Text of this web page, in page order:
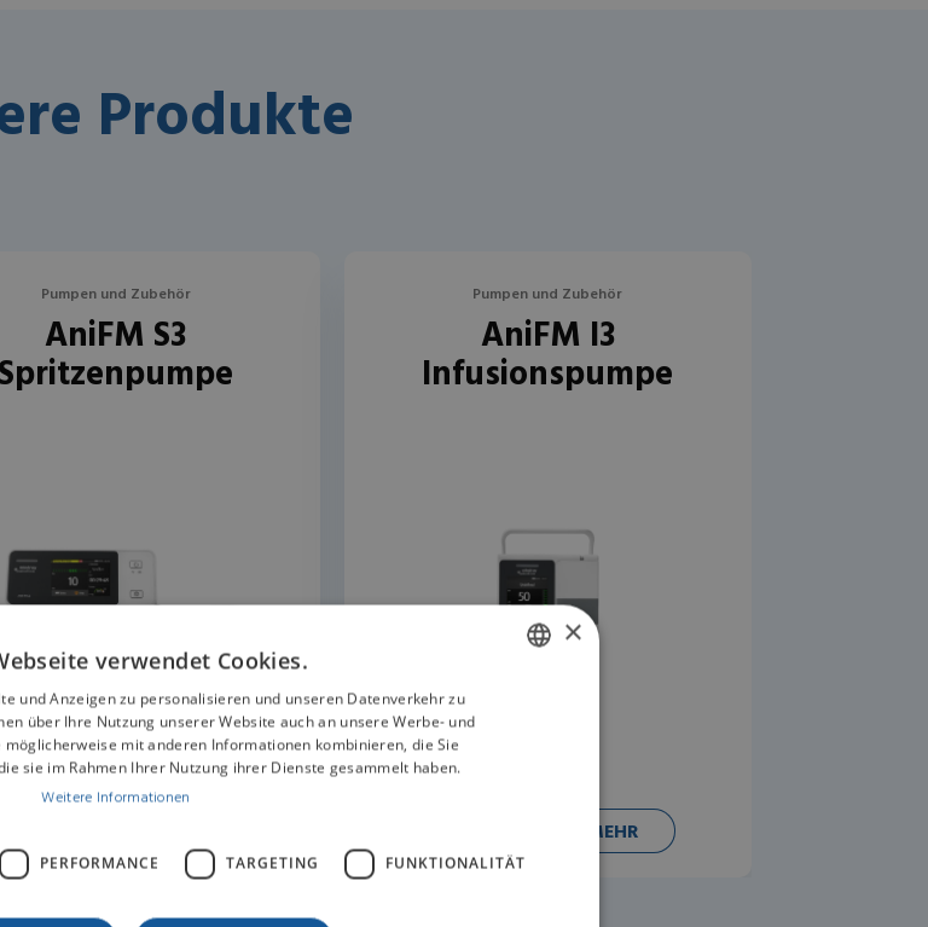
Produkte
Pumpen und Zubehör
AniFM S3
Spritzenpumpe
Pumpen und Zubehör
AniFM I3
Infusionspumpe
ERFAHREN SIE MEHR
×
verwendet Cookies.
und Anzeigen zu personalisieren und unseren Datenverkehr zu
über Ihre Nutzung unserer Website auch an unsere Werbe- und
mit anderen Informationen kombinieren, die Sie
sie im Rahmen Ihrer Nutzung ihrer Dienste gesammelt haben.
Weitere Informationen
PERFORMANCE TARGETING FUNKTIONALITÄT